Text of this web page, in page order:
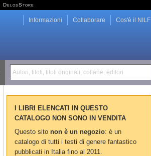
DelosStore
Autori, titoli, titoli originali, collane, editori
Cos'è il NILF
Collaborare
Informazioni
I LIBRI ELENCATI IN QUESTO
CATALOGO NON SONO IN VENDITA
Questo sito non è un negozio: è un
catalogo di tutti i testi di genere fantastico
pubblicati in Italia fino al 2011.